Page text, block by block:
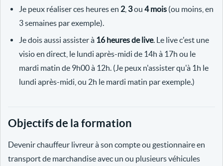
Je peux réaliser ces heures en 2 3ou4 mois (ou moins, en
3 semaines par exemple).
Je dois aussi assister à 16 heures de live. Le live c'est une
visio en direct, le lundi après-midi de 14h à 17h ou le
mardi matin de 9h00 à 12h. (Je peux n'assister qu'à 1h le
lundi après-midi, ou 2h le mardi matin par exemple.)
Objectifs de la formation
Devenir chauffeur livreur à son compte ou gestionnaire en
transport de marchandise avec un ou plusieurs véhicules